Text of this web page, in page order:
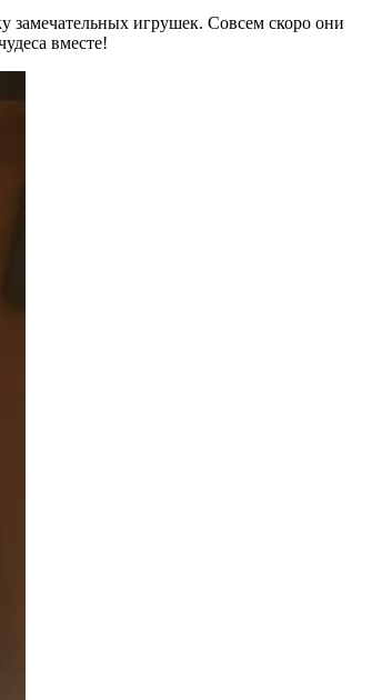
замечательных игрушек. Совсем скоро они
вместе!